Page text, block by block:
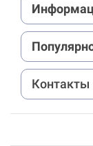
Контакты